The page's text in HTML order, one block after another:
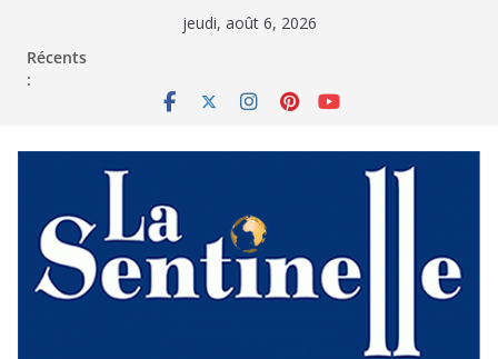
jeudi, août 6, 2026
Récents
: